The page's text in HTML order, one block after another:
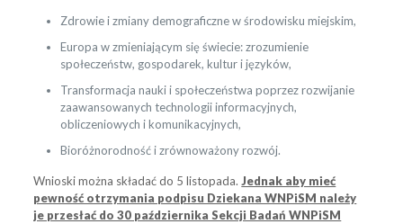
Zdrowie i zmiany demograficzne w środowisku miejskim,
Europa w zmieniającym się świecie: zrozumienie
społeczeństw, gospodarek, kultur i języków,
Transformacja nauki i społeczeństwa poprzez rozwijanie
zaawansowanych technologii informacyjnych,
obliczeniowych i komunikacyjnych,
Bioróżnorodność i zrównoważony rozwój.
Wnioski można składać do 5 listopada.Jednak aby mieć
pewność otrzymania podpisu Dziekana WNPiSM należy
je przesłać do 30 października Sekcji Badań WNPiSM